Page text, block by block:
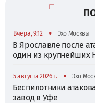
Вчера, 9:12 • Эхо Москвы
В Ярославле после
один из крупнейших
5 августа 2026 г. • Эхо
Беспилотники
завод в Уфе